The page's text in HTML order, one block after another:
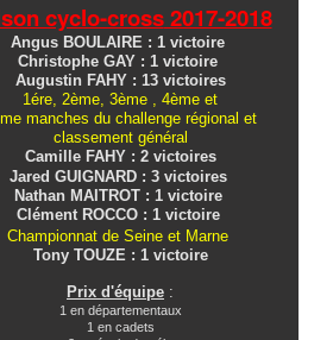
cyclo-cross2017-2018
Angus BOULAIRE : 1 victoire
Christophe GAY : 1 victoire
Augustin FAHY : 13 victoires
1ére, 2ème, 3ème , 4ème et
manches du challenge régional et
classement général
Camille FAHY : 2 victoires
Jared GUIGNARD : 3 victoires
Nathan MAITROT : 1 victoire
Clément ROCCO : 1 victoire
Championnat de Seine et Marne
Tony TOUZE : 1 victoire
Prix d'équipe :
1 en départementaux
1 en cadets